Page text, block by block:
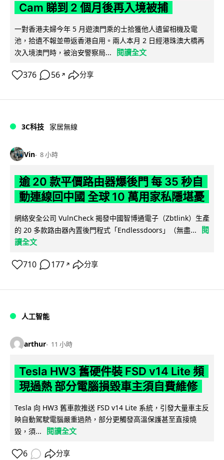
Cam 睇到 2 個月後再入境被捕
一對香港夫婦今年 5 月遊澳門乘的士拾獲他人遺留相機及電
池，拾遺不報並帶返香港自用。兩人本月 2 日經港珠澳大橋再
次入境澳門時，被治安警察局...
閱讀全文
376 56 ↗ 分享
3C科技 家居無線
Vin 8 小時
逾 20 款平價路由器爆後門 每 35 秒自
動連線回中國 全球 10 萬用家私隱堪憂
網絡安全公司 VulnCheck 揭發中國智博通電子（Zbtlink）生產
的 20 多款路由器內置後門程式「Endlessdoors」（無盡...
閱
讀全文
710 177 ↗ 分享
人工智能
arthur 11 小時
Tesla HW3 舊硬件裝 FSD v14 Lite 頻
現過熱 部分電腦損毀車主須自費維修
Tesla 向 HW3 舊車款推送 FSD v14 Lite 系統，引發大量車主反
映自動駕駛電腦嚴重過熱，部分更觸發高溫保護甚至直接燒
毀，須...
閱讀全文
6 分享